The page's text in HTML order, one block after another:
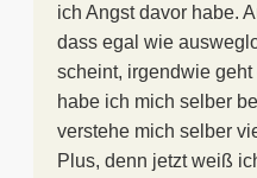
ich Angst davor habe.
dass egal wie
scheint, irgendwie
habe ich mich selber
verstehe mich selber
Plus, denn jetzt weiß